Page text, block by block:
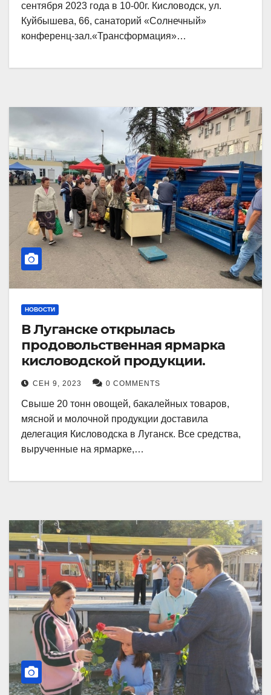
сентября 2023 года в 10-00г. Кисловодск, ул.
Куйбышева, 66, санаторий «Солнечный»
конференц-зал.«Трансформация»…
НОВОСТИ
В Луганске открылась
продовольственная ярмарка
кисловодской продукции.
СЕН 9, 2023 0 COMMENTS
Свыше 20 тонн овощей, бакалейных товаров,
мясной и молочной продукции доставила
делегация Кисловодска в Луганск. Все средства,
вырученные на ярмарке,…